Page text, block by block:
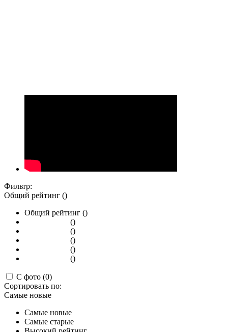
Фильтр:
Общий рейтинг ()
Общий рейтинг ()
()
()
()
()
()
С фото (0)
Сортировать по:
Самые новые
Самые новые
Самые старые